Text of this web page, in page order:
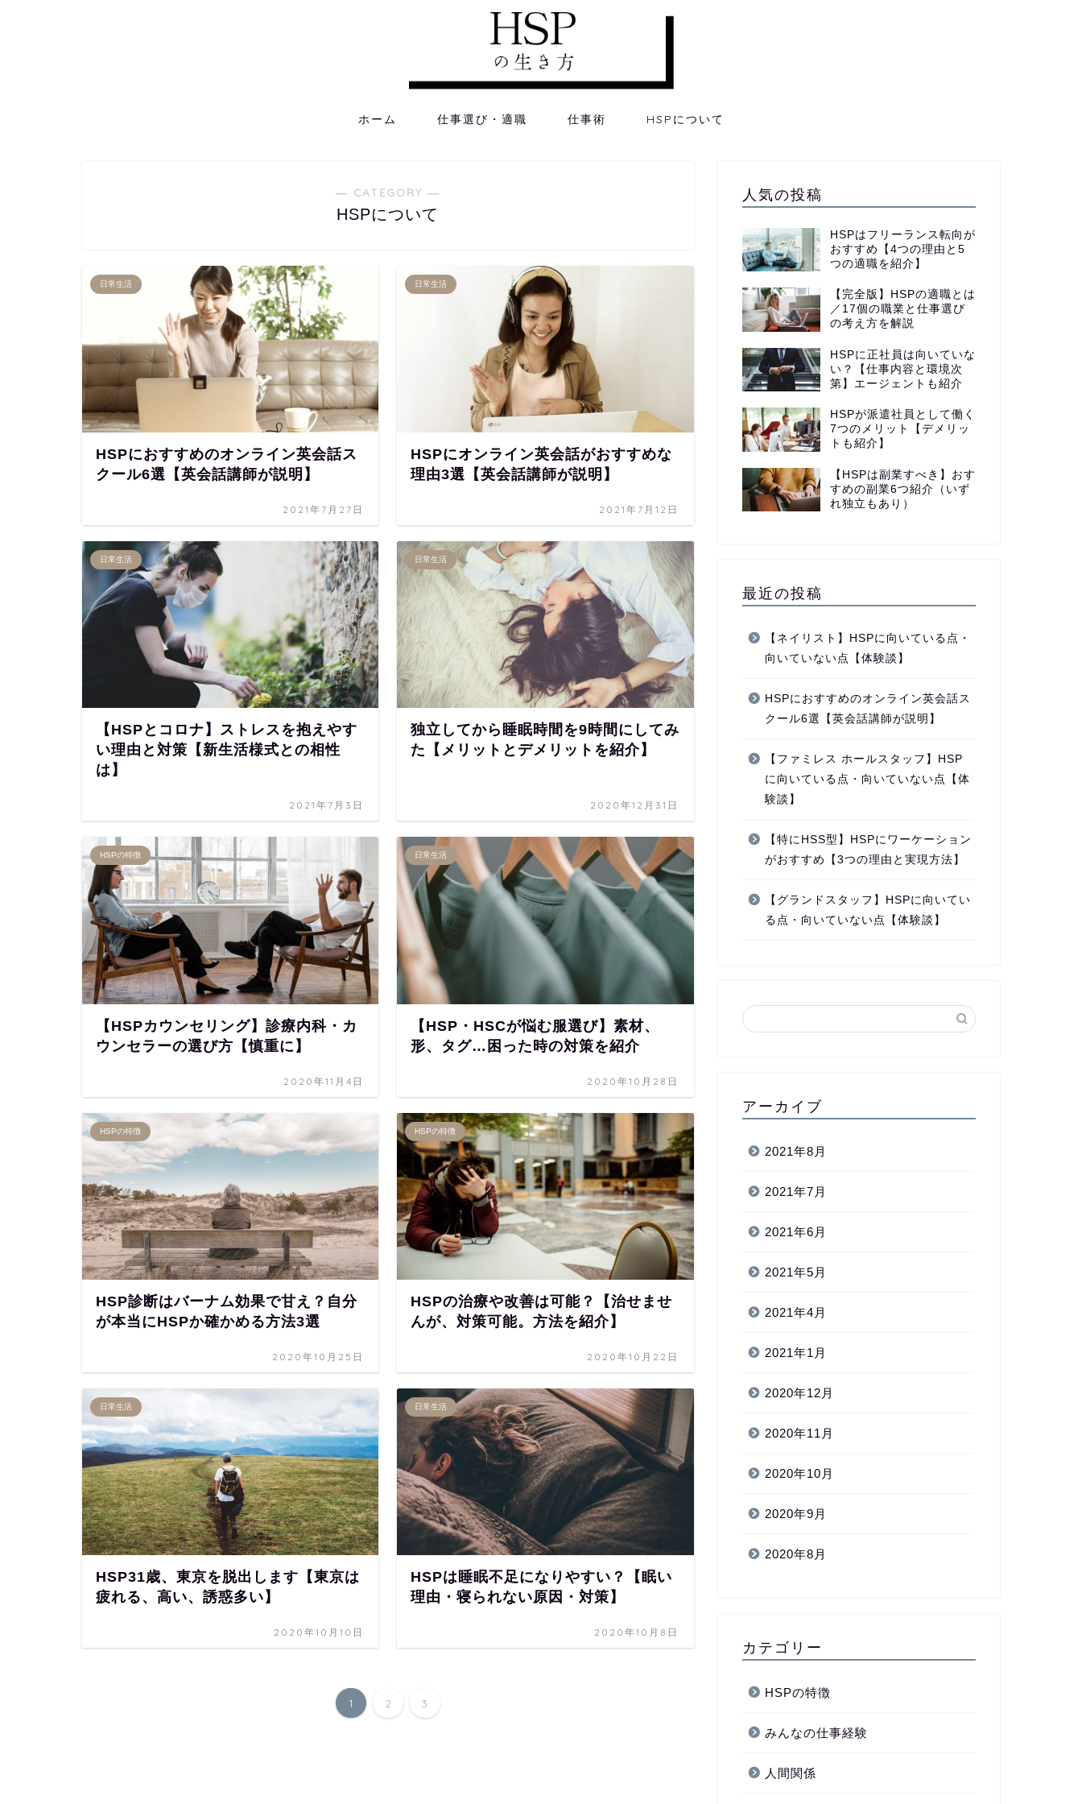
ホーム 仕事選び・適職 仕事術 HSPについて
― CATEGORY ―
HSPについて
日常生活
HSPにおすすめのオンライン英会話ス
クール6選【英会話講師が説明】
2021年7月27日
日常生活
HSPにオンライン英会話がおすすめな
理由3選【英会話講師が説明】
2021年7月12日
日常生活
【HSPとコロナ】ストレスを抱えやす
い理由と対策【新生活様式との相性
は】
2021年7月3日
日常生活
独立してから睡眠時間を9時間にしてみ
た【メリットとデメリットを紹介】
2020年12月31日
HSPの特徴
【HSPカウンセリング】診療内科・カ
ウンセラーの選び方【慎重に】
2020年11月4日
日常生活
【HSP・HSCが悩む服選び】素材、
形、タグ…困った時の対策を紹介
2020年10月28日
HSPの特徴
HSP診断はバーナム効果で甘え？自分
が本当にHSPか確かめる方法3選
2020年10月25日
HSPの特徴
HSPの治療や改善は可能？【治せませ
んが、対策可能。方法を紹介】
2020年10月22日
日常生活
HSP31歳、東京を脱出します【東京は
疲れる、高い、誘惑多い】
2020年10月10日
日常生活
HSPは睡眠不足になりやすい？【眠い
理由・寝られない原因・対策】
2020年10月8日
1 2 3
人気の投稿
HSPはフリーランス転向が
おすすめ【4つの理由と5
つの適職を紹介】
【完全版】HSPの適職とは
／17個の職業と仕事選び
の考え方を解説
HSPに正社員は向いていな
い？【仕事内容と環境次
第】エージェントも紹介
HSPが派遣社員として働く
7つのメリット【デメリッ
トも紹介】
【HSPは副業すべき】おす
すめの副業6つ紹介（いず
れ独立もあり）
最近の投稿
【ネイリスト】HSPに向いている点・
向いていない点【体験談】
HSPにおすすめのオンライン英会話ス
クール6選【英会話講師が説明】
【ファミレス ホールスタッフ】HSP
に向いている点・向いていない点【体
験談】
【特にHSS型】HSPにワーケーション
がおすすめ【3つの理由と実現方法】
【グランドスタッフ】HSPに向いてい
る点・向いていない点【体験談】
アーカイブ
2021年8月
2021年7月
2021年6月
2021年5月
2021年4月
2021年1月
2020年12月
2020年11月
2020年10月
2020年9月
2020年8月
カテゴリー
HSPの特徴
みんなの仕事経験
人間関係